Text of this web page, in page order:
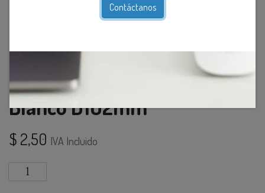
Contáctanos
O.B. GU10 Movil Red. Plastico
Blanco D102mm
$ 2,50 IVA Incluido